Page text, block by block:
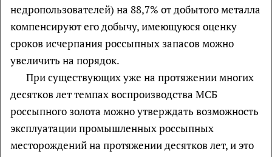
недропользователей) на 88,7% от добытого металла
компенсируют его добычу, имеющуюся оценку
сроков исчерпания россыпных запасов можно
увеличить на порядок.
При существующих уже на протяжении многих
десятков лет темпах воспроизводства МСБ
россыпного золота можно утверждать возможность
эксплуатации промышленных россыпных
месторождений на протяжении десятков лет, и это